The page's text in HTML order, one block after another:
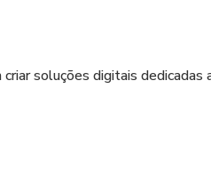
soluções digitais dedicadas